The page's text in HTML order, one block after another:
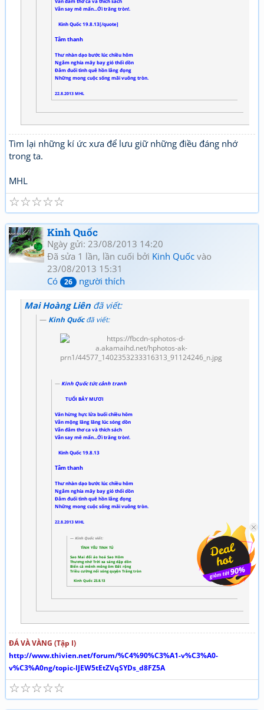
Vẫn say mê mẩn...Ới trăng tròn!.
Kinh Quốc 19.8.13[/quote]
Tâm thanh
Thư nhàn dạo bước lúc chiều hôm
Ngắm nghía mây bay gió thổi dồn
Đắm đuối tình quê hồn lắng đọng
Những mong cuộc sống mãi vuông tròn.
22.8.2013 MHL
Tìm lại những kí ức xưa để lưu giữ những điều đáng nhớ
trong ta.
MHL
☆
☆
☆
☆
☆
Kinh Quốc
Ngày gửi: 23/08/2013 14:20
Đã sửa 1 lần, lần cuối bởi Kinh Quốc vào
23/08/2013 15:31
Có
26 người thích
Mai Hoàng Liên đã viết:
Kinh Quốcđã viết:
Kinh Quốc tức cảnh tranh
TUỔI BẢY MƯƠI
Vãn hừng hực lửa buổi chiều hôm
Vẫn mộng lâng lâng lúc sóng dồn
Vẫn đắm thơ ca và thích sách
Vẫn say mê mẩn...Ới trăng tròn!.
Kinh Quốc 19.8.13
Tâm thanh
Thư nhàn dạo bước lúc chiều hôm
Ngắm nghía mây bay gió thổi dồn
Đắm đuối tình quê hồn lắng đọng
Những mong cuộc sống mãi vuông tròn.
22.8.2013 MHL
Kinh Quốc viết:
TÌNH YÊU TINH TÚ
Sao Mai đổi áo hoá Sao Hôm
Thương nhớ Trời xa sáng dập dồn
Biển cả mênh mông ôm Đất rộng
Triều cường nổi sóng quyện Trăng tròn
Kinh Quốc 23.8.13
ĐÁ VÀ VÀNG (Tập I)
http://www.thivien.net/forum/%C4%90%C3%A1-v%C3%A0-
v%C3%A0ng/topic-IJEW5tEtZVqSYDs_d8FZ5A
☆
☆
☆
☆
☆